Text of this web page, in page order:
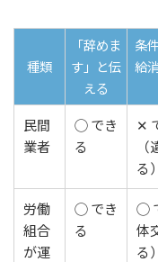
種類
「辞めま
す」と伝
える
条
給
民間
業者
◯ でき
る
✕
る）
労働
組合
が運
◯ でき
る
◯
体
る）